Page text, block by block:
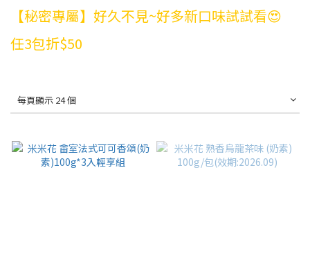
【秘密專屬】好久不見~好多新口味試試看😍
任3包折$50
每頁顯示 24 個